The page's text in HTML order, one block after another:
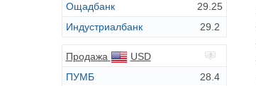
Ощадбанк
29.25
Индустриалбанк
29.2
Продажа
USD
ПУМБ
28.4